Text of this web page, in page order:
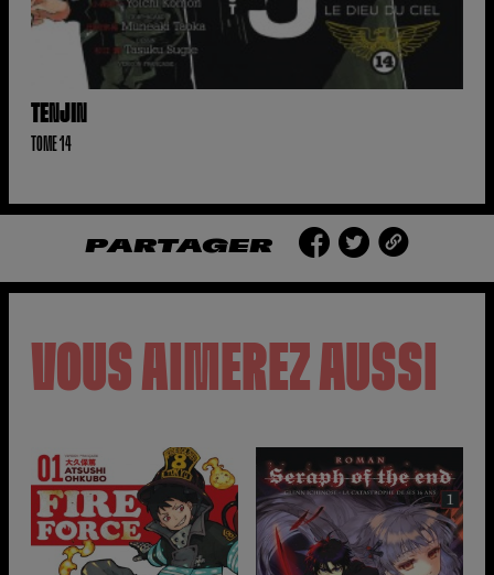
TENJIN
TOME 14
PARTAGER
VOUS AIMEREZ AUSSI